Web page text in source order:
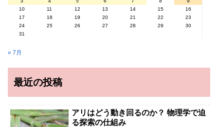
10
11 12 13 14 15
16
17
18 19 20 21 22
23
24
25 26 27 28 29
30
31
« 7月
最近の投稿
アリはどう動き回るのか？ 物理学で迫
る探索の仕組み